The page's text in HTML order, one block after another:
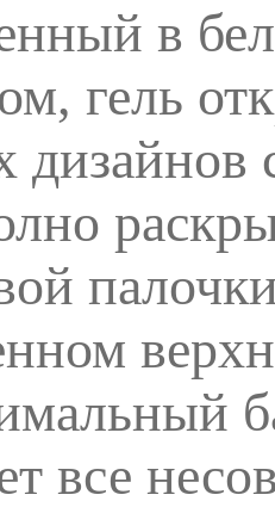
в
гель
дизайнов
все